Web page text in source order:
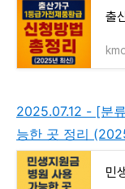
2025.07.12 - [분
능한 곳 정리